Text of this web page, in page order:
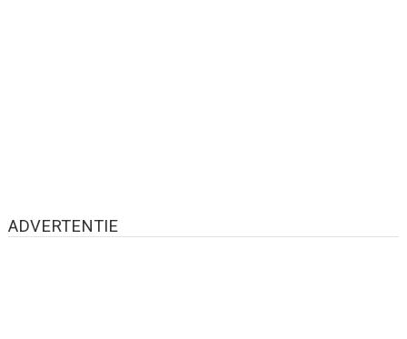
ADVERTENTIE